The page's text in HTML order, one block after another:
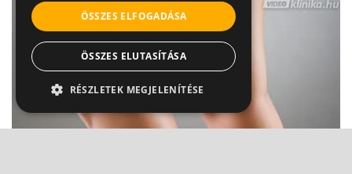
ÖSSZES ELFOGADÁSA
ÖSSZES ELUTASÍTÁSA
RÉSZLETEK MEGJELENÍTÉSE